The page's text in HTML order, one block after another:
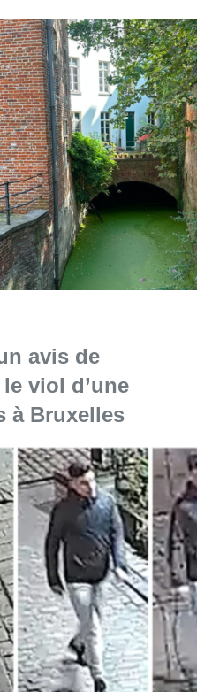
avis de
viol d’une
à Bruxelles